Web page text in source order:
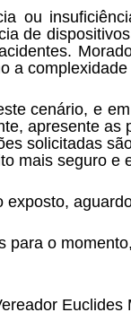
ou
de
a
cenário, e
apresente as
solicitadas
mais seguro e
exposto,
para o
Euclides